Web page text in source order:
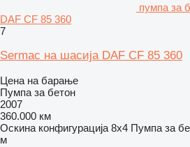
пумпа за
DAF CF 85 360
7
Sermac на шасија DAF CF 85 360
Цена на барање
Пумпа за бетон
2007
360.000 км
Оскина конфигурација 8x4 Пумпа за
м